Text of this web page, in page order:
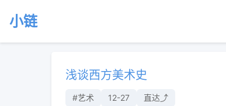
小链
浅谈西方美术史
#艺术 12-27 直达⤴︎